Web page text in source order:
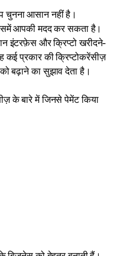
चुनना आसान नहीं है।
आपकी मदद कर सकता है।
इंटरफ़ेस और क्रिप्टो खरीदने-
कई प्रकार की क्रिप्टोकरेंसीज़
बढ़ाने का सुझाव देता है।
के बारे में जिनसे पेमेंट किया